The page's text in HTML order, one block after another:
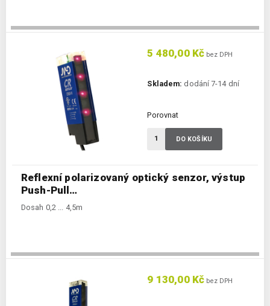
Reflexní polarizovaný optický senzor, výstup
Push-Pull…
Dosah 0,2 ... 4,5m
5 480,00 Kč bez DPH
Skladem: dodání 7-14 dní
Porovnat
DO KOŠÍKU
9 130,00 Kč bez DPH